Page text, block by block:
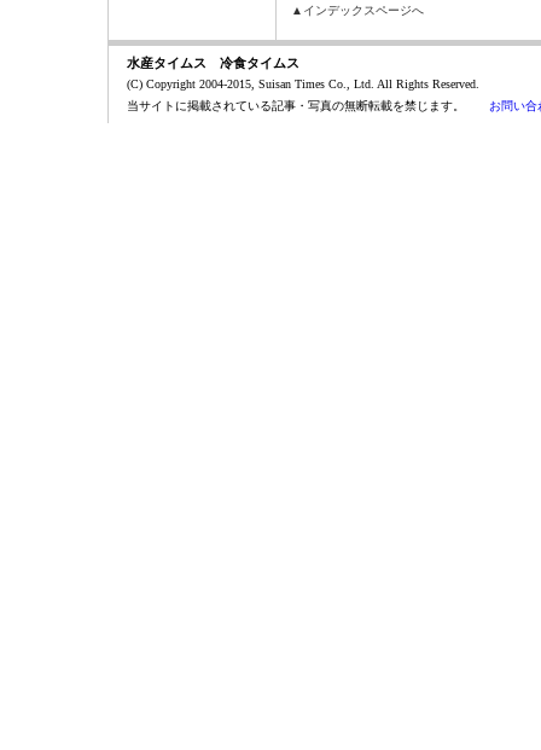
▲インデックスページへ
水産タイムス 冷食タイムス
(C) Copyright 2004-2015, Suisan Times Co., Ltd. All Rights Reserved.
当サイトに掲載されている記事・写真の無断転載を禁じます。 お問い合